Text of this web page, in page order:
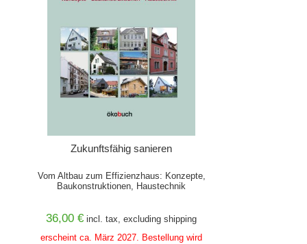
Zukunftsfähig sanieren
Vom Altbau zum Effizienzhaus: Konzepte,
Baukonstruktionen, Haustechnik
36,00 € incl. tax, excludingshipping
erscheint ca. März 2027. Bestellung wird